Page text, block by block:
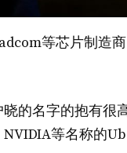
等芯片制造
的名字的抱有很
等名称的